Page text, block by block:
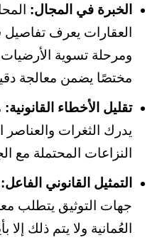
الخبرة في المجال:
العقارات يعرف تفاصيل
ومرحلة تسوية
مختصًا يضمن معالجة
تقليل الأخطاء القانونية:
يدرك الثغرات
النزاعات المحتملة مع
التمثيل القانوني الفاعل:
جهات التوثيق يتطلب
العُمانية ولا يتم ذلك